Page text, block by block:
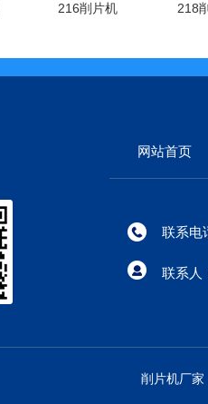
216削片机 218
网站首页
联系电
联系人
削片机厂家